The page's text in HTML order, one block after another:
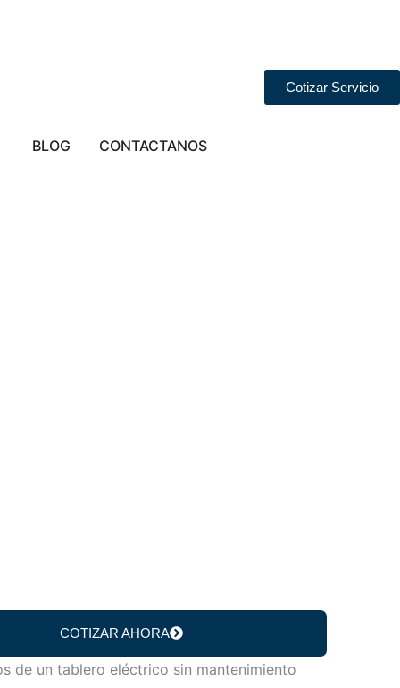
Cotizar Servicio
EN LIMA
Abrir PROVINCIAS
BLOG CONTACTANOS
COTIZAR AHORA